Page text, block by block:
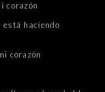
corazón
está haciendo
corazón